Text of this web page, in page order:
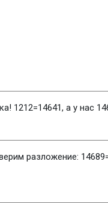
1212=14641, а у нас
разложение: 14689